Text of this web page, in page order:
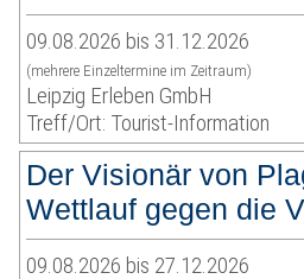
09.08.2026 bis 31.12.2026
(mehrere Einzeltermine im Zeitraum)
Leipzig Erleben GmbH
Treff/Ort: Tourist-Information
Der Visionär von
Wettlauf gegen die
09.08.2026 bis 27.12.2026